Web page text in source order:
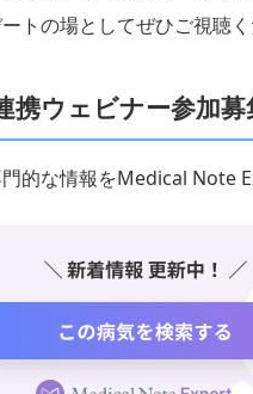
トの場としてぜひご視聴く
携ウェビナー参加募
的な情報をMedical Note